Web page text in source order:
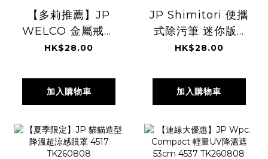
【多莉推薦】JP
WELCO 金屬戒指
拋光布 2塊入 3493
HK$28.00
加入購物車
JP Shimitori 便攜
式除污筆 迷你版3
支 5801
HK$28.00
加入購物車